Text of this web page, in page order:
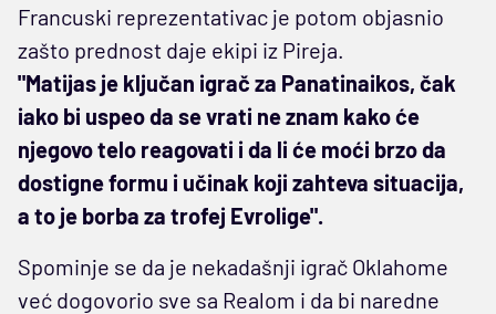
Francuski reprezentativac je potom objasnio
zašto prednost daje ekipi iz Pireja.
"Matijas je ključan igrač za Panatinaikos, čak
iako bi uspeo da se vrati ne znam kako će
njegovo telo reagovati i da li će moći brzo da
dostigne formu i učinak koji zahteva situacija,
a to je borba za trofej Evrolige".
Spominje se da je nekadašnji igrač Oklahome
već dogovorio sve sa Realom i da bi naredne